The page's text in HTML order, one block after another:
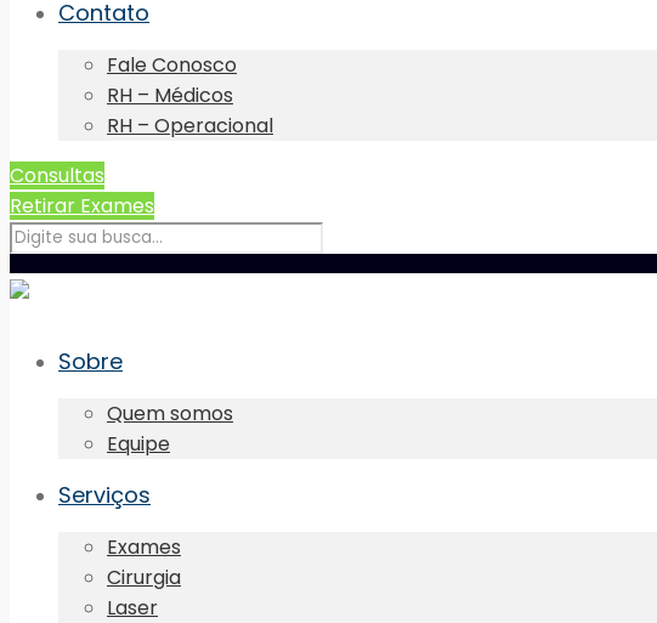
Contato
Fale Conosco
RH – Médicos
RH – Operacional
Consultas
Retirar Exames
Sobre
Quem somos
Equipe
Serviços
Exames
Cirurgia
Laser